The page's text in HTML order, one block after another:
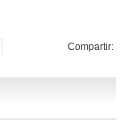
Compartir: